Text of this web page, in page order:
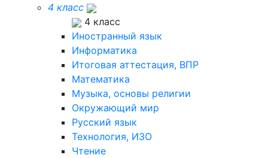
4 класс
4 класс
Иностранный язык
Информатика
Итоговая аттестация, ВПР
Математика
Музыка, основы религии
Окружающий мир
Русский язык
Технология, ИЗО
Чтение